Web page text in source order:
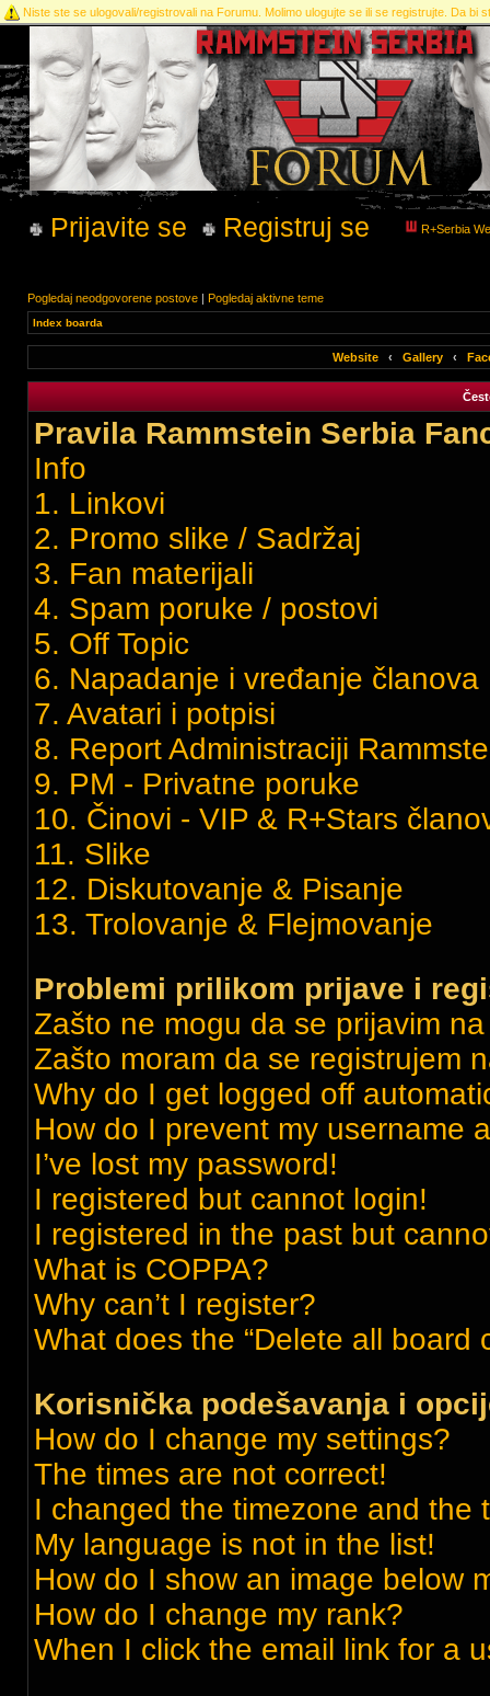
Niste ste se ulogovali/registrovali na Forumu. Molimo ulogujte se ili se registrujte. Da bi
Prijavite se Registruj se R+Serbia
Pogledaj neodgovorene postove | Pogledaj aktivne teme
Index boarda
Website ‹ Gallery ‹
Pravila Rammstein Serbia
Info
1. Linkovi
2. Promo slike / Sadržaj
3. Fan materijali
4. Spam poruke / postovi
5. Off Topic
6. Napadanje i vređanje
7. Avatari i potpisi
8. Report Administraciji
9. PM - Privatne poruke
10. Činovi - VIP & R+Stars
11. Slike
12. Diskutovanje & Pisanje
13. Trolovanje & Flejmovanje
Problemi prilikom prijave i
Zašto ne mogu da se prijavim
Zašto moram da se registrujem
Why do I get logged off
How do I prevent my username
I’ve lost my password!
I registered but cannot login!
I registered in the past but
What is COPPA?
Why can’t I register?
What does the “Delete all board
Korisnička podešavanja i
How do I change my settings?
The times are not correct!
I changed the timezone and the
My language is not in the list!
How do I show an image below
How do I change my rank?
When I click the email link for a